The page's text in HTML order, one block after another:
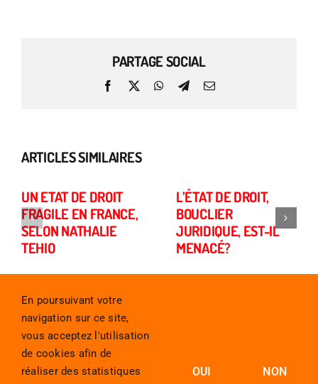
PARTAGE SOCIAL
Facebook
X WhatsApp
TelegramEmail
ARTICLES SIMILAIRES
UN ETAT DE DROIT
FRAGILE EN FRANCE,
SELON NATHALIE
TEHIO
L’ÉTAT DE DROIT,
BOUCLIER
JURIDIQUE, EST-IL
MENACÉ?
En poursuivant votre
navigation sur ce site,
vous acceptez l'utilisation
de cookies afin de
réaliser des statistiques
OUI NON